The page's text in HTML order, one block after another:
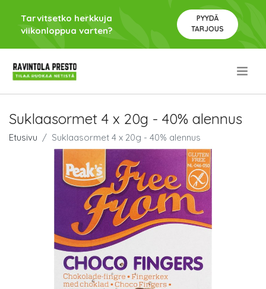
Tarvitsetko herkkuja
viikonloppua varten?
PYYDÄ
TARJOUS
Suklaasormet 4 x 20g - 40% alennus
Etusivu Suklaasormet 4 x 20g - 40% alennus